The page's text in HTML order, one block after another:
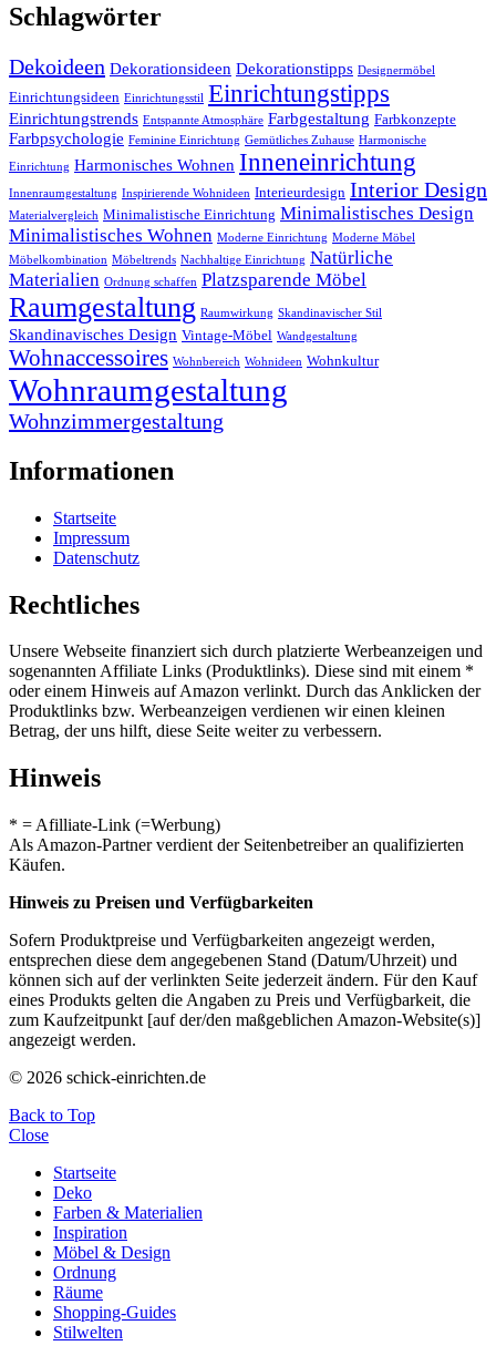
Schlagwörter
Dekoideen Dekorationsideen Dekorationstipps Designermöbel
Einrichtungsideen Einrichtungsstil Einrichtungstipps
Einrichtungstrends Entspannte Atmosphäre Farbgestaltung Farbkonzepte
Farbpsychologie Feminine Einrichtung Gemütliches Zuhause Harmonische
Einrichtung Harmonisches Wohnen Inneneinrichtung
Innenraumgestaltung Inspirierende Wohnideen Interieurdesign Interior Design
Materialvergleich Minimalistische Einrichtung Minimalistisches Design
Minimalistisches Wohnen Moderne Einrichtung Moderne Möbel
Möbelkombination Möbeltrends Nachhaltige Einrichtung Natürliche
Materialien Ordnung schaffen Platzsparende Möbel
Raumgestaltung Raumwirkung Skandinavischer Stil
Skandinavisches Design Vintage-Möbel Wandgestaltung
Wohnaccessoires Wohnbereich Wohnideen Wohnkultur
Wohnraumgestaltung
Wohnzimmergestaltung
Informationen
Startseite
Impressum
Datenschutz
Rechtliches
Unsere Webseite finanziert sich durch platzierte Werbeanzeigen und
sogenannten Affiliate Links (Produktlinks). Diese sind mit einem *
oder einem Hinweis auf Amazon verlinkt. Durch das Anklicken der
Produktlinks bzw. Werbeanzeigen verdienen wir einen kleinen
Betrag, der uns hilft, diese Seite weiter zu verbessern.
Hinweis
* = Afilliate-Link (=Werbung)
Als Amazon-Partner verdient der Seitenbetreiber an qualifizierten
Käufen.
Hinweis zu Preisen und Verfügbarkeiten
Sofern Produktpreise und Verfügbarkeiten angezeigt werden,
entsprechen diese dem angegebenen Stand (Datum/Uhrzeit) und
können sich auf der verlinkten Seite jederzeit ändern. Für den Kauf
eines Produkts gelten die Angaben zu Preis und Verfügbarkeit, die
zum Kaufzeitpunkt [auf der/den maßgeblichen Amazon-Website(s)]
angezeigt werden.
© 2026 schick-einrichten.de
Back to Top
Close
Startseite
Deko
Farben & Materialien
Inspiration
Möbel & Design
Ordnung
Räume
Shopping-Guides
Stilwelten